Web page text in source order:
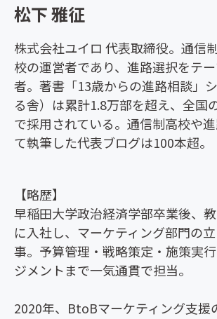
松下 雅征
株式会社ユイロ 代表取締役。通信
校の運営者であり、進路選択をテ
者。著書「13歳からの進路相談」
る舎）は累計1.8万部を超え、全国
で採用されている。通信制高校や
て執筆した代表ブログは100本超。
【略歴】
早稲田大学政治経済学部卒業後、
に入社し、マーケティング部門の
事。予算管理・戦略策定・施策実
ジメントまで一気通貫で担当。
2020年、BtoBマーケティング支援